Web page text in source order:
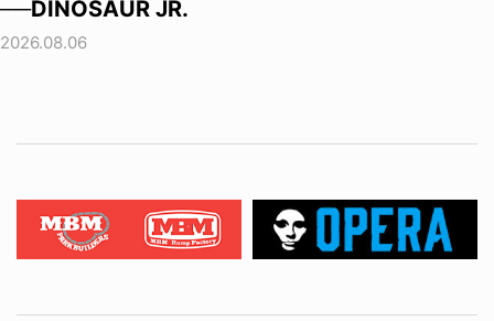
──DINOSAUR JR.
2026.08.06